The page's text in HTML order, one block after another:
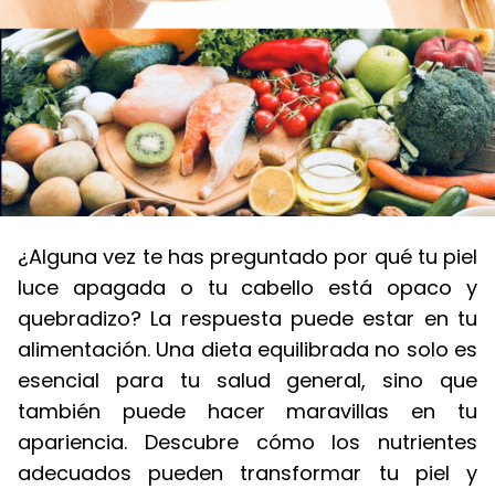
¿Alguna vez te has preguntado por qué tu piel
luce apagada o tu cabello está opaco y
quebradizo? La respuesta puede estar en tu
alimentación. Una dieta equilibrada no solo es
esencial para tu salud general, sino que
también puede hacer maravillas en tu
apariencia. Descubre cómo los nutrientes
adecuados pueden transformar tu piel y